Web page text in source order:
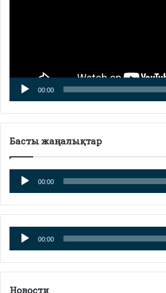
00:00
Басты жаңалықтар
Аудиоплеер
00:00
Аудиоплеер
00:00
Новости